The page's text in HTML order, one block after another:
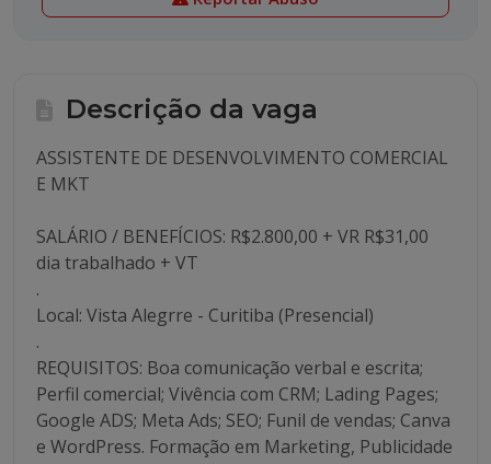
Descrição da vaga
ASSISTENTE DE DESENVOLVIMENTO COMERCIAL
E MKT
SALÁRIO / BENEFÍCIOS: R$2.800,00 + VR R$31,00
dia trabalhado + VT
.
Local: Vista Alegrre - Curitiba (Presencial)
.
REQUISITOS: Boa comunicação verbal e escrita;
Perfil comercial; Vivência com CRM; Lading Pages;
Google ADS; Meta Ads; SEO; Funil de vendas; Canva
e WordPress. Formação em Marketing, Publicidade